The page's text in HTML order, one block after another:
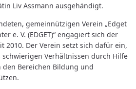
Liv Assmann ausgehändigt.
gemeinnützigen Verein „Edget
e. V. (EDGET)“ engagiert sich der
2010. Der Verein setzt sich dafür ein,
Verhältnissen durch Hilfe
Bereichen Bildung und